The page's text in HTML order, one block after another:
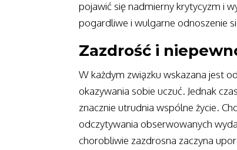
pojawić się nadmierny krytycyzm i
pogardliwe i wulgarne odnoszenie
Zazdrość i
W każdym związku wskazana jest
okazywania sobie uczuć. Jednak
znacznie utrudnia wspólne życie.
odczytywania obserwowanych
chorobliwie zazdrosna zaczyna